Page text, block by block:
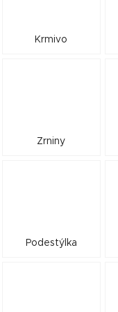
Krmivo
Zrniny
Podestýlka